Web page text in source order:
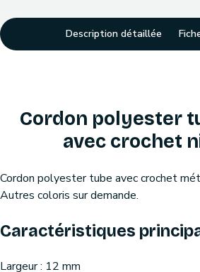
Description détaillée
Cordon polyester
avec crochet
Cordon polyester tube avec crochet
Autres coloris sur demande.
Caractéristiques
Largeur : 12 mm